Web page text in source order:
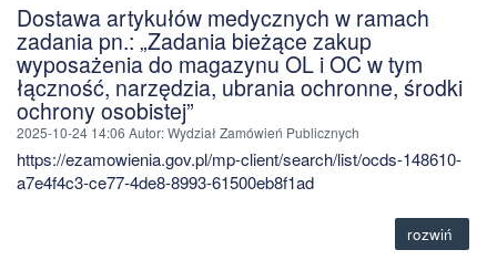
Dostawa artykułów medycznych w ramach
zadania pn.: „Zadania bieżące zakup
wyposażenia do magazynu OL i OC w tym
łączność, narzędzia, ubrania ochronne, środki
ochrony osobistej”
2025-10-24 14:06 Autor: Wydział Zamówień Publicznych
https://ezamowienia.gov.pl/mp-client/search/list/ocds-148610-
a7e4f4c3-ce77-4de8-8993-61500eb8f1ad
rozwiń